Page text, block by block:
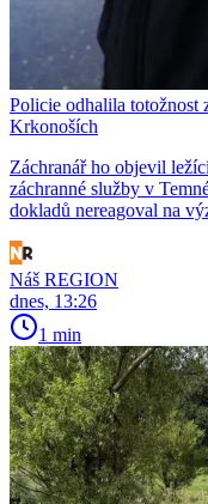
Policie odhalila totožnost
Krkonoších
Záchranář ho objevil
záchranné služby v
dokladů nereagoval na
Náš REGION
dnes, 13:26
1 min